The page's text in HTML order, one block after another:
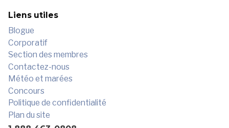
Liens utiles
Blogue
Corporatif
Section des membres
Contactez-nous
Météo et marées
Concours
Politique de confidentialité
Plan du site